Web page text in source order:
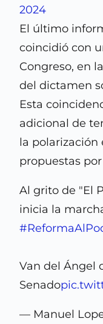
2024
El último
coincidió con
Congreso, en
del dictamen
Esta
adicional de
la polarización
propuestas
Al grito de "El
inicia la
Van del Ángel
Senado
— Manuel